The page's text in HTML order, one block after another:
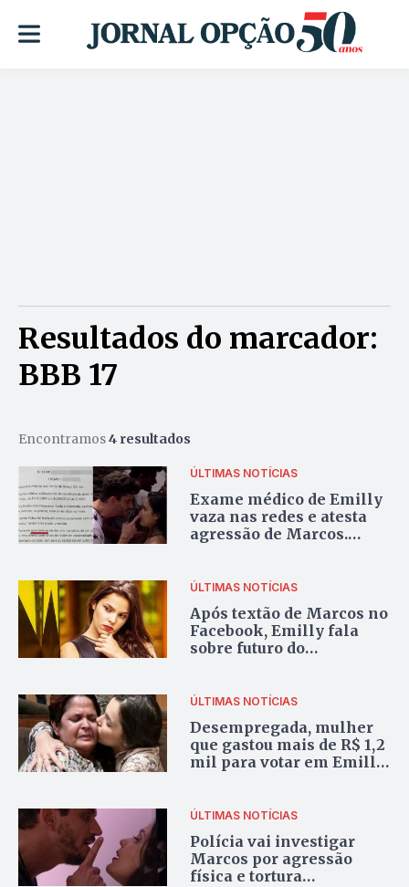
Resultados do marcador:
BBB 17
Encontramos4 resultados
ÚLTIMAS NOTÍCIAS
Exame médico de Emilly
vaza nas redes e atesta
agressão de Marcos.
ÚLTIMAS NOTÍCIAS
Após textão de Marcos no
Facebook, Emilly fala
sobre futuro do
ÚLTIMAS NOTÍCIAS
Desempregada, mulher
que gastou mais de R$ 1,2
mil para votar em Emilly
ÚLTIMAS NOTÍCIAS
Polícia vai investigar
Marcos por agressão
física e tortura